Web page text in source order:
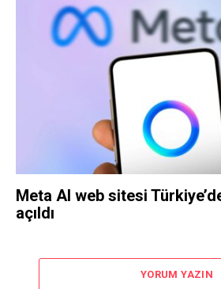
Meta AI web sitesi
açıldı
YORUM YAZIN